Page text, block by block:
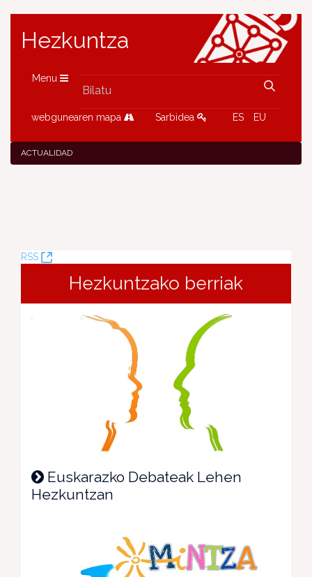
Hezkuntza
Menu
webgunearen mapa Sarbidea ES EU
ACTUALIDAD
RSS
(Leiho
ireki)Hezkuntzako berriak
Euskarazko Debateak Lehen
Hezkuntzan